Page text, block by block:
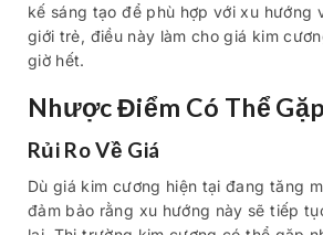
kế sáng tạo để phù hợp với xu hướng
giới trẻ, điều này làm cho giá kim
giờ hết.
Nhược Điểm Có Thể
Rủi Ro Về Giá
Dù giá kim cương hiện tại đang tăng
đảm bảo rằng xu hướng này sẽ tiếp